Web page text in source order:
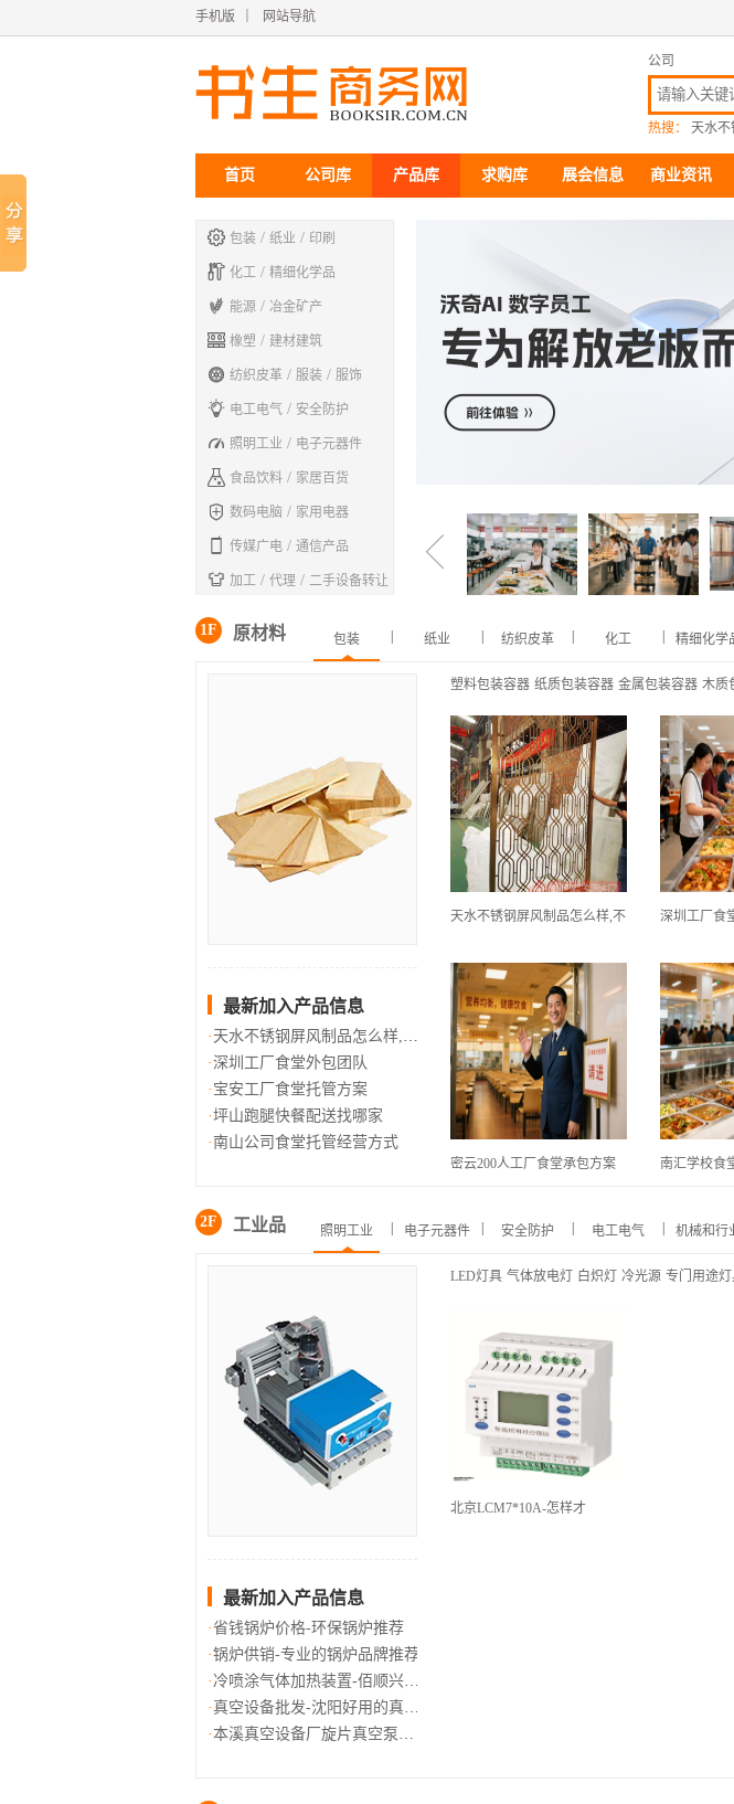
手机版 网站导航
公司
热搜： 天水不
首页 公司库 产品库 求购库 展会信息 商业资讯
 包装 / 纸业 / 印刷
 化工 / 精细化学品
 能源 / 冶金矿产
 橡塑 / 建材建筑
 纺织皮革 / 服装 / 服饰
 电工电气 / 安全防护
 照明工业 / 电子元器件
 食品饮料 / 家居百货
 数码电脑 / 家用电器
 传媒广电 / 通信产品
 加工 / 代理 / 二手设备转让
1F 原材料 包装 纸业 纺织皮革 化工 精细化学
最新加入产品信息
天水不锈钢屏风制品怎么样,不锈
深圳工厂食堂外包团队
宝安工厂食堂托管方案
坪山跑腿快餐配送找哪家
南山公司食堂托管经营方式
塑料包装容器 纸质包装容器 金属包装容器 木质
天水不锈钢屏风制品怎么样,不 深圳工厂食
密云200人工厂食堂承包方案 南汇学校食
2F 工业品 照明工业 电子元器件 安全防护 电工电气 机械和行
最新加入产品信息
省钱锅炉价格-环保锅炉推荐
锅炉供销-专业的锅炉品牌推荐
冷喷涂气体加热装置-佰顺兴自动
真空设备批发-沈阳好用的真空设
本溪真空设备厂旋片真空泵哪家好
LED灯具 气体放电灯 白炽灯 冷光源 专门用途
北京LCM7*10A-怎样才